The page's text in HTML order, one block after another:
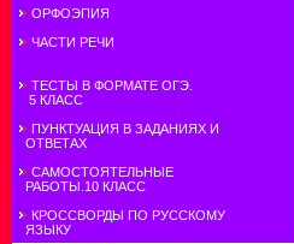
ОРФОЭПИЯ
ЧАСТИ РЕЧИ
ТЕСТЫ В ФОРМАТЕ ОГЭ.
5 КЛАСС
ПУНКТУАЦИЯ В ЗАДАНИЯХ И
ОТВЕТАХ
САМОСТОЯТЕЛЬНЫЕ
РАБОТЫ.10 КЛАСС
КРОССВОРДЫ ПО РУССКОМУ
ЯЗЫКУ